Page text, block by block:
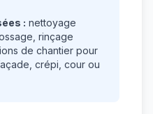
: nettoyage
rinçage
de chantier pour
crépi, cour ou